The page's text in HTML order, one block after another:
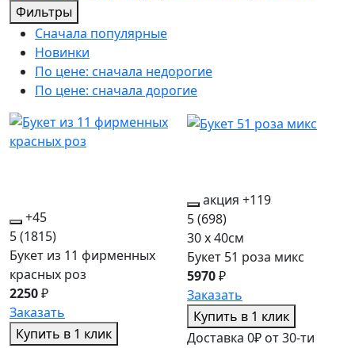
Фильтры
Сначала популярные
Новинки
По цене: сначала недорогие
По цене: сначала дорогие
+45
5(1815)
Букет из 11 фирменных
красных роз
2250₽
Заказать
Купить в 1 клик
акция +119
5(698)
30 x 40см
Букет 51 роза микс
5970₽
Заказать
Купить в 1 клик
Доставка 0₽ от 30-ти